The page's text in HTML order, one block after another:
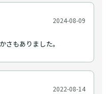
2024-08-09
さもありました。
2022-08-14